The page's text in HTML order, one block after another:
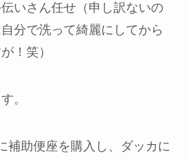
いさん任せ（申し訳ないの
分で洗って綺麗にしてから
！笑）
。
補助便座を購入し、ダッカに